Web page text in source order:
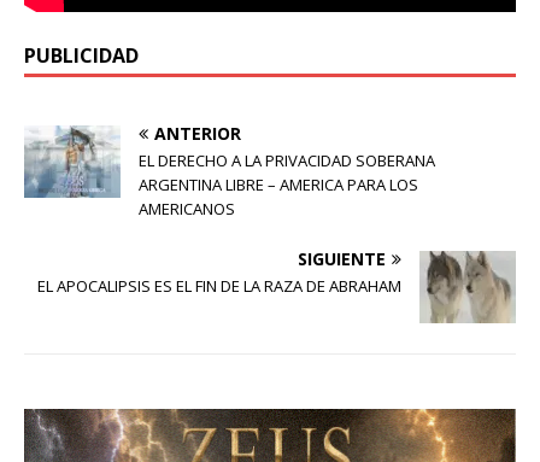
PUBLICIDAD
ANTERIOR
EL DERECHO A LA PRIVACIDAD SOBERANA
ARGENTINA LIBRE – AMERICA PARA LOS
AMERICANOS
SIGUIENTE
EL APOCALIPSIS ES EL FIN DE LA RAZA DE ABRAHAM